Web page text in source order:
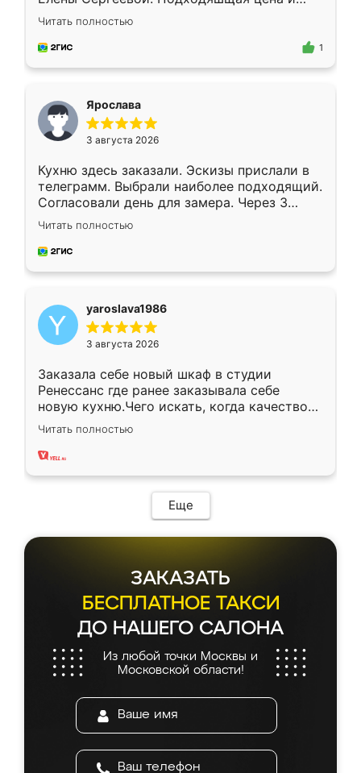
короткие сроки изготовления. Приехавший
для замера сотрудник Владислав
предложил по моему эскизу самый
Читать полностью
1
Ярослава
3 августа 2026
Кухню здесь заказали. Эскизы прислали в
телеграмм. Выбрали наиболее подходящий.
Согласовали день для замера. Через 3
недели кухня была уже готова. Остались
довольны работой. Спасибо Ренессанс
мебель за качественную работу!
Читать полностью
yaroslava1986
3 августа 2026
Заказала себе новый шкаф в студии
Ренессанс где ранее заказывала себе
новую кухню.Чего искать, когда качеством
вполне довольна. Служит кухня уже почти
два года, нареканий нет.
Читать полностью
Еще
ЗАКАЗАТЬ
БЕСПЛАТНОЕ ТАКСИ
ДО НАШЕГО САЛОНА
Из любой точки Москвы и
Московской области!